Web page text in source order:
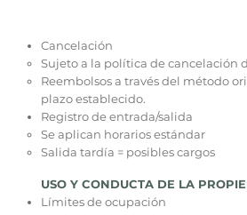
USO Y CONDUCTA DE LA
Límites de ocupación
Cancelación
Sujeto a la política de cancelación
Reembolsos a través del método
plazo establecido.
Registro de entrada/salida
Se aplican horarios estándar
Salida tardía = posibles cargos